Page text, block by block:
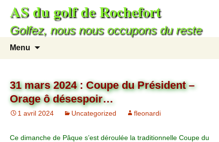
AS du golf de Rochefort
Golfez, nous nous occupons du reste
Menu
31 mars 2024 : Coupe du Président –
Orage ô désespoir…
1 avril 2024 Uncategorized fleonardi
Ce dimanche de Pâque s’est déroulée la traditionnelle Coupe du